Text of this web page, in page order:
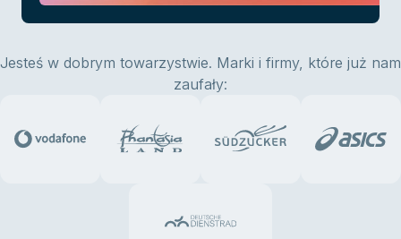
Jesteś w dobrym towarzystwie. Marki i firmy, które już nam
zaufały: